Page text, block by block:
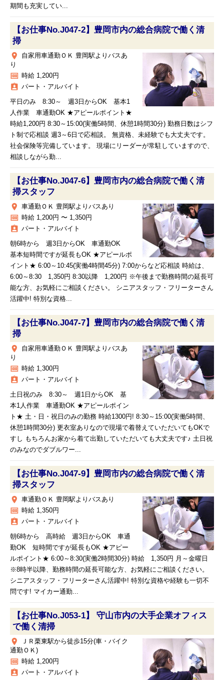
期間も充実してい...
【お仕事No.J047-2】豊岡市内の総合病院で働く清
掃
place
自家用車通勤ＯＫ 豊岡駅よりバスあ
り
money 時給 1,200円
assignment_ind パート・アルバイト
平日のみ 8:30～ 週3日からOK 基本1
人作業 車通勤OK ★アピールポイント★
時給1,200円 8:30～15:00(実働5時間、休憩1時間30分) 勤務日数はシフ
ト制で応相談 週3～6日で応相談。 無資格、未経験でも大丈夫です。
社会保険等完備しています。 現場にリーダーが常駐していますので、
相談しながら勤...
【お仕事No.J047-6】豊岡市内の総合病院で働く清
掃スタッフ
place 車通勤ＯＫ 豊岡駅よりバスあり
money 時給 1,200円 〜 1,350円
assignment_ind パート・アルバイト
朝6時から 週3日からOK 車通勤OK
基本短時間ですが延長もOK ★アピールポ
イント★ 6:00～10:45(実働4時間45分) 7:00からなど応相談 時給は、
6:00～8:30 1,350円 8:30以降 1,200円 ※午後まで勤務時間の延長可
能な方、お気軽にご相談ください。 シニアスタッフ・フリーターさん
活躍中! 特別な資格...
【お仕事No.J047-7】豊岡市内の総合病院で働く清
掃
place
自家用車通勤ＯＫ 豊岡駅よりバスあ
り
money 時給 1,300円
assignment_ind パート・アルバイト
土日祝のみ 8:30～ 週1日からOK 基
本1人作業 車通勤OK ★アピールポイン
ト★ 土・日・祝日のみの勤務 時給1300円! 8:30～15:00(実働5時間、
休憩1時間30分) 更衣室ありなので現場で着替えていただいてもOKで
すし もちろんお家から着て出勤していただいても大丈夫です♪ 土日祝
のみなのでダブルワー...
【お仕事No.J047-9】豊岡市内の総合病院で働く清
掃スタッフ
place 車通勤ＯＫ 豊岡駅よりバスあり
money 時給 1,350円
assignment_ind パート・アルバイト
朝6時から 高時給 週3日からOK 車通
勤OK 短時間ですが延長もOK ★アピー
ルポイント★ 6:00～8:30(実働2時間30分) 時給 1,350円 月～金曜日
※8時半以降、勤務時間の延長可能な方、お気軽にご相談ください。
シニアスタッフ・フリーターさん活躍中! 特別な資格や経験も一切不
問です! マイカー通勤...
【お仕事No.J053-1】 守山市内の大手企業オフィス
で働く清掃
place
ＪＲ栗東駅から徒歩15分(車・バイク
通勤ＯＫ)
money 時給 1,200円
assignment_ind パート・アルバイト